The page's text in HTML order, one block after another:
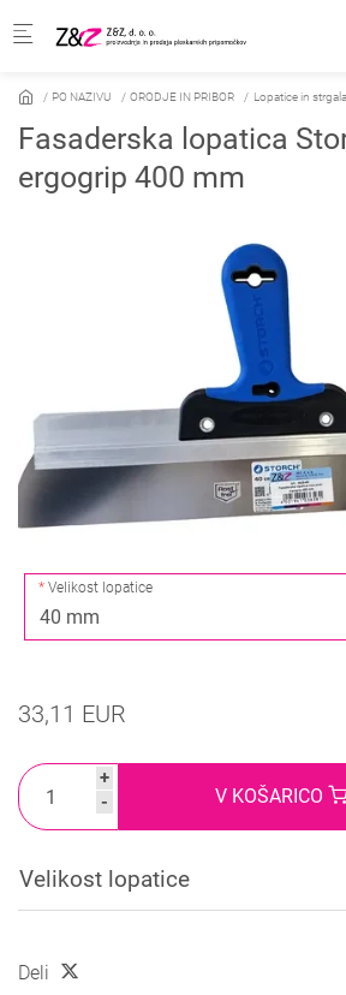
PO NAZIVU ORODJE IN PRIBOR Lopatice in strgala
Fasaderska lopatica
ergogrip 400 mm
Velikost lopatice
33,11 EUR
+
-
V KOŠARICO
Velikost lopatice
Deli